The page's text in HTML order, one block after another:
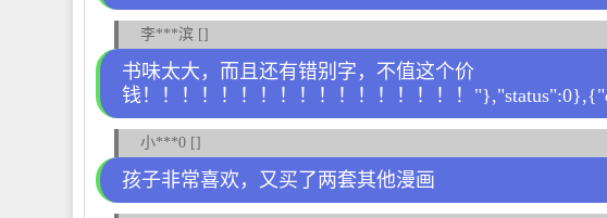
李***滨 []
书味太大，而且还有错别字，不值这个价
钱！！！！！！！！！！！！！！！！！
小***0 []
孩子非常喜欢，又买了两套其他漫画